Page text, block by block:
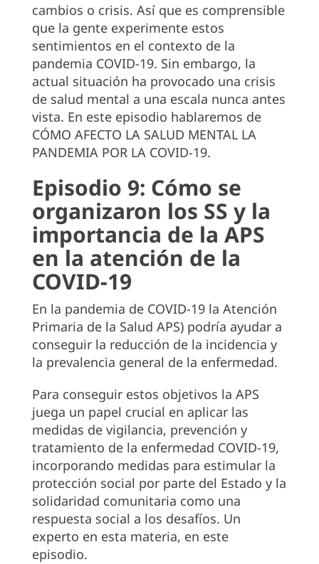
cambios o crisis. Así que es comprensible
que la gente experimente estos
sentimientos en el contexto de la
pandemia COVID-19. Sin embargo, la
actual situación ha provocado una crisis
de salud mental a una escala nunca antes
vista. En este episodio hablaremos de
CÓMO AFECTO LA SALUD MENTAL LA
PANDEMIA POR LA COVID-19.
Episodio 9: Cómo se
organizaron los SS y la
importancia de la APS
en la atención de la
COVID-19
En la pandemia de COVID-19 la Atención
Primaria de la Salud APS) podría ayudar a
conseguir la reducción de la incidencia y
la prevalencia general de la enfermedad.
Para conseguir estos objetivos la APS
juega un papel crucial en aplicar las
medidas de vigilancia, prevención y
tratamiento de la enfermedad COVID-19,
incorporando medidas para estimular la
protección social por parte del Estado y la
solidaridad comunitaria como una
respuesta social a los desafíos. Un
experto en esta materia, en este
episodio.